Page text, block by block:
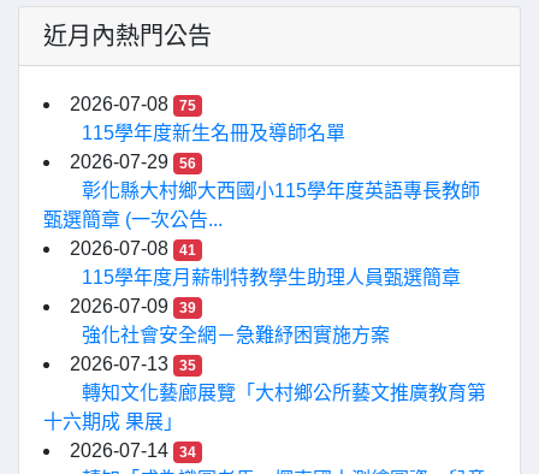
近月內熱門公告
2026-07-08 75
115學年度新生名冊及導師名單
2026-07-29
56
彰化縣大村鄉大西國小115學年度英語專長教師
甄選簡章 (一次公告...
2026-07-08
41
115學年度月薪制特教學生助理人員甄選簡章
2026-07-09
39
強化社會安全網－急難紓困實施方案
2026-07-13
35
轉知文化藝廊展覽「大村鄉公所藝文推廣教育第
十六期成 果展」
2026-07-14
34